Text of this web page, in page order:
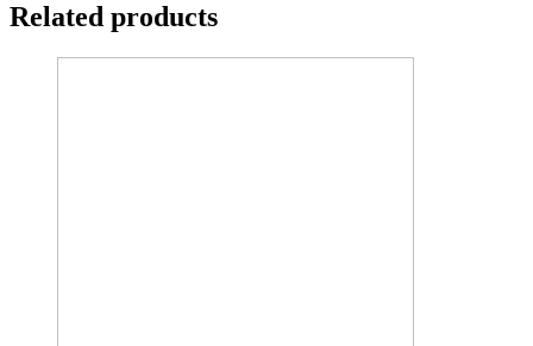
Related products